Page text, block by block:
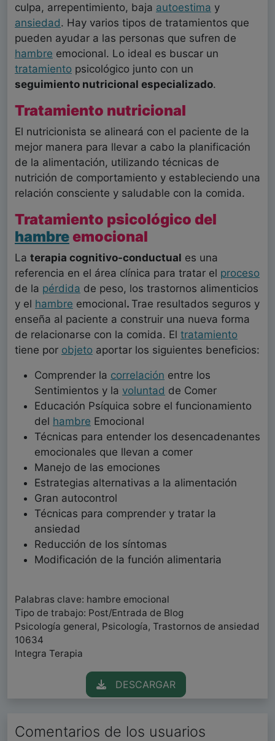
culpa, arrepentimiento, baja autoestima y
ansiedad. Hay varios tipos de tratamientos que
pueden ayudar a las personas que sufren de
hambre emocional. Lo ideal es buscar un
tratamiento psicológico junto con un
seguimiento nutricional especializado.
Tratamiento nutricional
El nutricionista se alineará con el paciente de la
mejor manera para llevar a cabo la planificación
de la alimentación, utilizando técnicas de
nutrición de comportamiento y estableciendo una
relación consciente y saludable con la comida.
Tratamiento psicológico del
hambreemocional
La terapia cognitivo-conductual es una
referencia en el área clínica para tratar el proceso
de la pérdida de peso, los trastornos alimenticios
y el hambre emocional. Trae resultados seguros y
enseña al paciente a construir una nueva forma
de relacionarse con la comida. El tratamiento
tiene por objeto aportar los siguientes beneficios:
Comprender la correlación entre los
Sentimientos y la voluntad de Comer
Educación Psíquica sobre el funcionamiento
del hambre Emocional
Técnicas para entender los desencadenantes
emocionales que llevan a comer
Manejo de las emociones
Estrategias alternativas a la alimentación
Gran autocontrol
Técnicas para comprender y tratar la
ansiedad
Reducción de los síntomas
Modificación de la función alimentaria
Palabras clave: hambre emocional
Tipo de trabajo: Post/Entrada de Blog
Psicología general, Psicología, Trastornos de ansiedad
10634
Integra Terapia
DESCARGAR
Comentarios de los usuarios